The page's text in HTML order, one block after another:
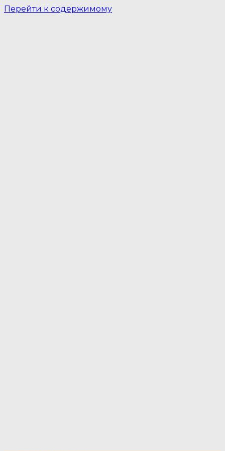
Перейти к содержимому